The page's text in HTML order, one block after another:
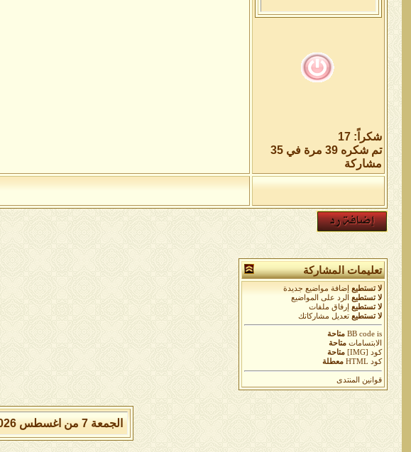
شكراً: 17
تم شكره 39 مرة في 35
مشاركة
تعليمات المشاركة
لا تستطيع
إضافة مواضيع جديدة
لا تستطيع
الرد على المواضيع
لا تستطيع
إرفاق ملفات
لا تستطيع تعديل مشاركاتك
BB codeis
متاحة
الابتسامات متاحة
كود [IMG]
متاحة
كود HTML
معطلة
قوانين المنتدى
الجمعة 7 من اغسطس 2026 , الساعة الان 07:35:40 صباحاً.